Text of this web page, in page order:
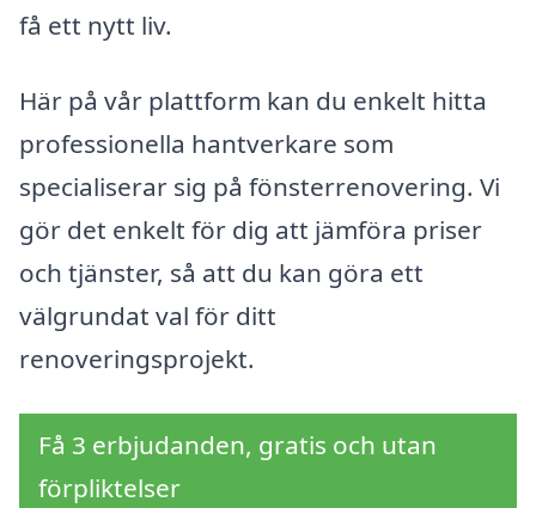
få ett nytt liv.
Här på vår plattform kan du enkelt hitta
professionella hantverkare som
specialiserar sig på fönsterrenovering. Vi
gör det enkelt för dig att jämföra priser
och tjänster, så att du kan göra ett
välgrundat val för ditt
renoveringsprojekt.
Få 3 erbjudanden, gratis och utan
förpliktelser